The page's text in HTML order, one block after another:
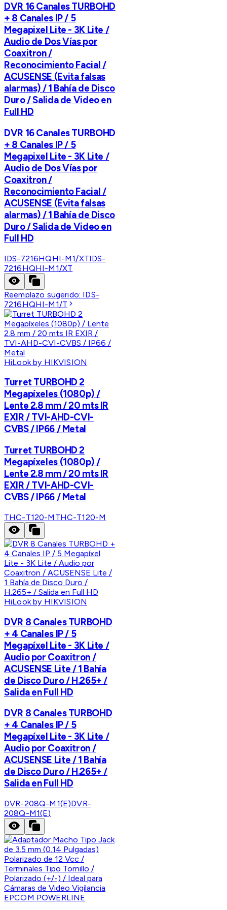
DVR 16 Canales TURBOHD
+ 8 Canales IP / 5
Megapixel Lite - 3K Lite /
Audio de Dos Vías por
Coaxitron /
Reconocimiento Facial /
ACUSENSE (Evita falsas
alarmas) / 1 Bahía de Disco
Duro / Salida de Video en
Full HD
DVR 16 Canales TURBOHD
+ 8 Canales IP / 5
Megapixel Lite - 3K Lite /
Audio de Dos Vías por
Coaxitron /
Reconocimiento Facial /
ACUSENSE (Evita falsas
alarmas) / 1 Bahía de Disco
Duro / Salida de Video en
Full HD
IDS-7216HQHI-M1/XTIDS-
7216HQHI-M1/XT
Reemplazo sugerido: IDS-
7216HQHI-M1/T
HiLook by HIKVISION
Turret TURBOHD 2
Megapíxeles (1080p) /
Lente 2.8 mm / 20 mts IR
EXIR / TVI-AHD-CVI-
CVBS / IP66 / Metal
Turret TURBOHD 2
Megapíxeles (1080p) /
Lente 2.8 mm / 20 mts IR
EXIR / TVI-AHD-CVI-
CVBS / IP66 / Metal
THC-T120-M THC-T120-M
HiLook by HIKVISION
DVR 8 Canales TURBOHD
+ 4 Canales IP / 5
Megapíxel Lite - 3K Lite /
Audio por Coaxitron /
ACUSENSE Lite / 1 Bahía
de Disco Duro / H.265+ /
Salida en Full HD
DVR 8 Canales TURBOHD
+ 4 Canales IP / 5
Megapíxel Lite - 3K Lite /
Audio por Coaxitron /
ACUSENSE Lite / 1 Bahía
de Disco Duro / H.265+ /
Salida en Full HD
DVR-208Q-M1(E)DVR-
208Q-M1(E)
EPCOM POWERLINE